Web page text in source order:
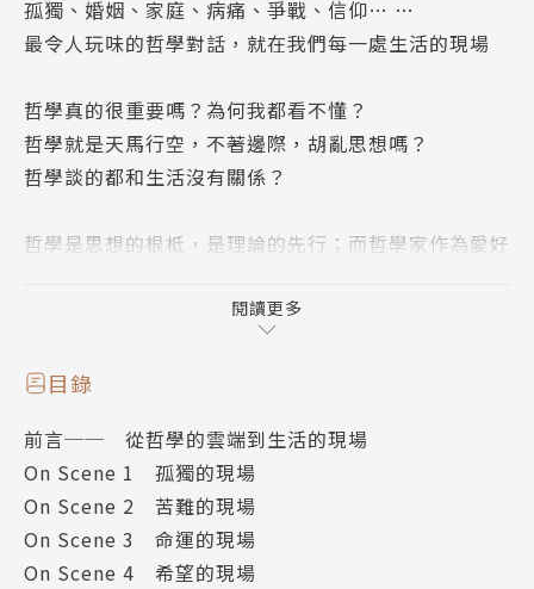
孤獨、婚姻、家庭、病痛、爭戰、信仰… …
最令人玩味的哲學對話，就在我們每一處生活的現場
哲學真的很重要嗎？­­為何我都看不懂？
哲學就是天馬行空，不著邊際，胡亂思想嗎？
哲學談的都和生活沒有關係？
哲學是思想的根柢，是理論的先行；而哲學家作為愛好
述、議論、辯駁以及考察，在各種生活現場裡思考，同
時在各種思考歷程中生活。
這一場東西方哲人齊聚的人生旅程，祁克果、尼采、卡
蘭、盧梭、康德、蘇格拉底、奧德嘉．賈塞特、傅柯、
維根斯坦、叔本華、笛卡爾、海德格、柏拉圖……還有
中國的老子和莊子；他們從「孤獨」啟程，由近而遠，
一路向前，最終到達那「不可知」的現場。
閱讀更多
目錄
前言── 從哲學的雲端到生活的現場
On Scene 1 孤獨的現場
On Scene 2 苦難的現場
On Scene 3 命運的現場
On Scene 4 希望的現場